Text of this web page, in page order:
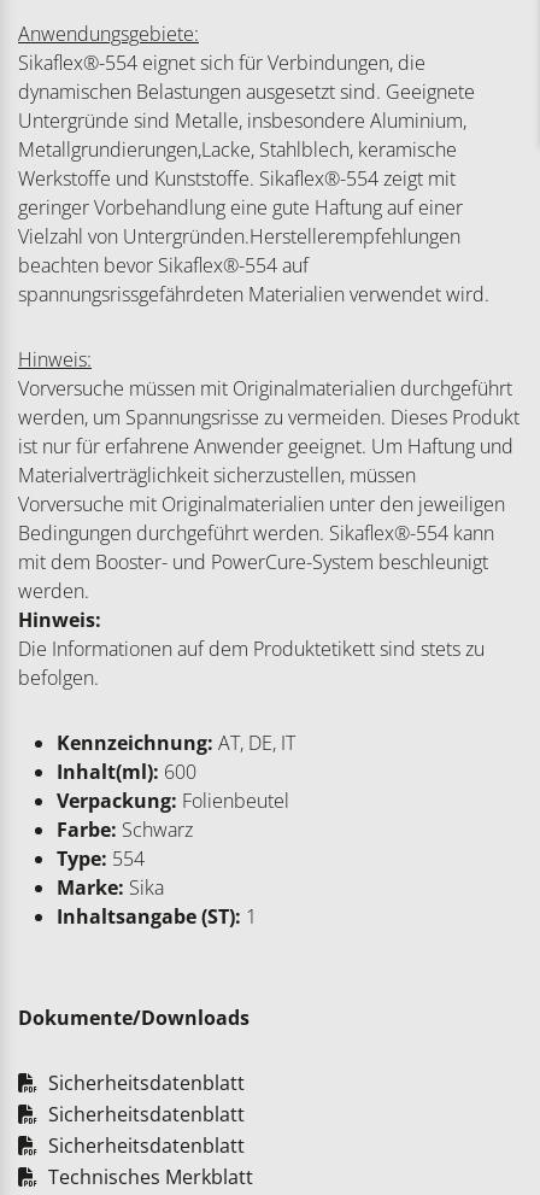
Anwendungsgebiete:
Sikaflex®-554 eignet sich für Verbindungen, die
dynamischen Belastungen ausgesetzt sind. Geeignete
Untergründe sind Metalle, insbesondere Aluminium,
Metallgrundierungen,Lacke, Stahlblech, keramische
Werkstoffe und Kunststoffe. Sikaflex®-554 zeigt mit
geringer Vorbehandlung eine gute Haftung auf einer
Vielzahl von Untergründen.Herstellerempfehlungen
beachten bevor Sikaflex®-554 auf
spannungsrissgefährdeten Materialien verwendet wird.
Hinweis:
Vorversuche müssen mit Originalmaterialien durchgeführt
werden, um Spannungsrisse zu vermeiden. Dieses Produkt
ist nur für erfahrene Anwender geeignet. Um Haftung und
Materialverträglichkeit sicherzustellen, müssen
Vorversuche mit Originalmaterialien unter den jeweiligen
Bedingungen durchgeführt werden. Sikaflex®-554 kann
mit dem Booster- und PowerCure-System beschleunigt
werden.
Hinweis:
Die Informationen auf dem Produktetikett sind stets zu
befolgen.
Kennzeichnung: AT, DE, IT
Inhalt(ml): 600
Verpackung: Folienbeutel
Farbe: Schwarz
Type: 554
Marke: Sika
Inhaltsangabe (ST): 1
Dokumente/Downloads
Sicherheitsdatenblatt
Sicherheitsdatenblatt
Sicherheitsdatenblatt
Technisches Merkblatt